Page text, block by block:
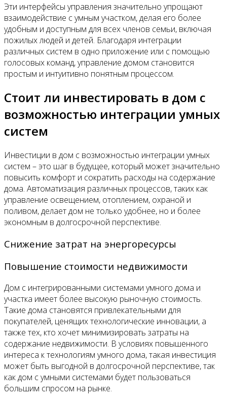
Эти интерфейсы управления значительно упрощают
взаимодействие с умным участком, делая его более
удобным и доступным для всех членов семьи, включая
пожилых людей и детей. Благодаря интеграции
различных систем в одно приложение или с помощью
голосовых команд, управление домом становится
простым и интуитивно понятным процессом.
Стоит ли инвестировать в дом с
возможностью интеграции умных
систем
Инвестиции в дом с возможностью интеграции умных
систем – это шаг в будущее, который может значительно
повысить комфорт и сократить расходы на содержание
дома. Автоматизация различных процессов, таких как
управление освещением, отоплением, охраной и
поливом, делает дом не только удобнее, но и более
экономным в долгосрочной перспективе.
Снижение затрат на энергоресурсы
Повышение стоимости недвижимости
Дом с интегрированными системами умного дома и
участка имеет более высокую рыночную стоимость.
Такие дома становятся привлекательными для
покупателей, ценящих технологические инновации, а
также тех, кто хочет минимизировать затраты на
содержание недвижимости. В условиях повышенного
интереса к технологиям умного дома, такая инвестиция
может быть выгодной в долгосрочной перспективе, так
как дом с умными системами будет пользоваться
большим спросом на рынке.